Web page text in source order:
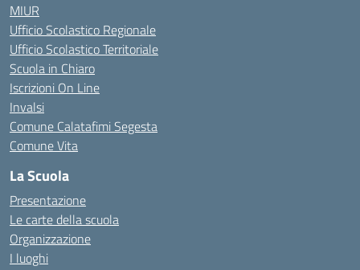
MIUR
Ufficio Scolastico Regionale
Ufficio Scolastico Territoriale
Scuola in Chiaro
Iscrizioni On Line
Invalsi
Comune Calatafimi Segesta
Comune Vita
La Scuola
Presentazione
Le carte della scuola
Organizzazione
I luoghi